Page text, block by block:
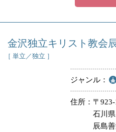
金沢独立キリスト教会
［ 単立／独立 ］
ジャンル
住所
〒
石川
辰島